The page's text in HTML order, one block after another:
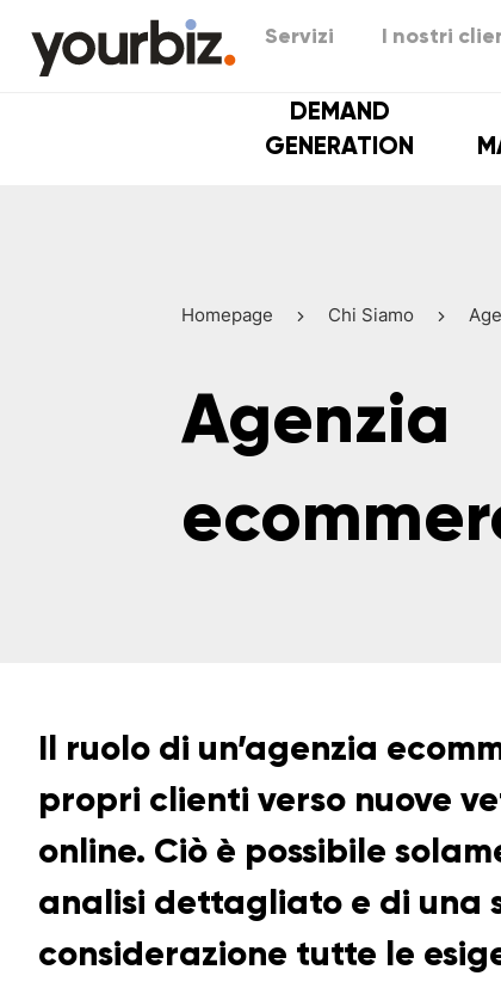
Servizi I nostri
DEMAND
GENERATION
Homepage Chi Siamo
Agenzia
Il ruolo di un’agenzia
propri clienti verso nuove
online. Ciò è possibile
analisi dettagliato e di una
considerazione tutte le